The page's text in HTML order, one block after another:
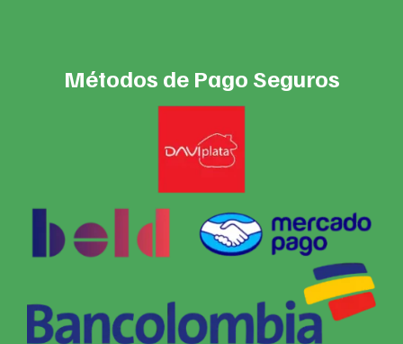
Métodos de Pago Seguros